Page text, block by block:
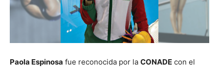
Paola Espinosa fue reconocida por la CONADE con el